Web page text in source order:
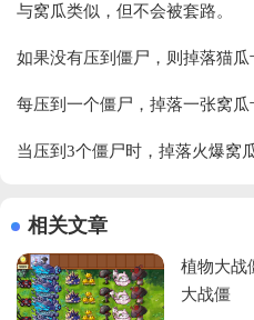
与窝瓜类似，但不会被套路。
如果没有压到僵尸，则掉落猫瓜
每压到一个僵尸，掉落一张窝瓜
当压到3个僵尸时，掉落火爆窝
相关文章
植物大战
大战僵